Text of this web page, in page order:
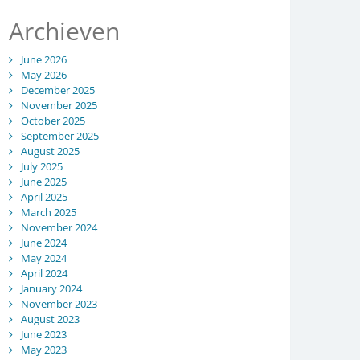
Archieven
June 2026
May 2026
December 2025
November 2025
October 2025
September 2025
August 2025
July 2025
June 2025
April 2025
March 2025
November 2024
June 2024
May 2024
April 2024
January 2024
November 2023
August 2023
June 2023
May 2023